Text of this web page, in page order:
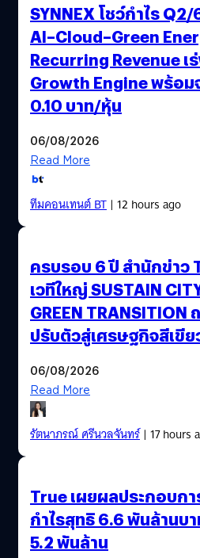
SYNNEX โชว์กำไร Q2/
AI–Cloud–Green
Recurring Revenue เ
Growth Engine พร้อม
0.10 บาท/หุ้น
06/08/2026
Read More
ทีมคอนเทนต์ BT| 12 hours ago
ครบรอบ 6 ปี สำนักข่าว
เวทีใหญ่ SUSTAIN
GREEN TRANSITION
ปรับตัวสู่เศรษฐกิจสีเขี
06/08/2026
Read More
รัตนาภรณ์ ศรีนวลจันทร์| 17 hours
True เผยผลประกอบก
กำไรสุทธิ 6.6 พันล้านบ
5.2 พันล้าน